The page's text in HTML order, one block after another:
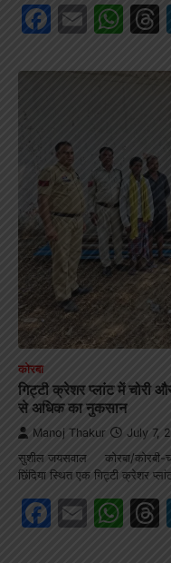
Email
कोरबा
गिट्टी क्रेशर प्लांट में चोरी
से अधिक का नुकसान
Manoj Thakur July 7,
सुशील जयसवाल कोरबा/कोरबी-
छिंदिया स्थित एक गिट्टी क्रेशर
Email